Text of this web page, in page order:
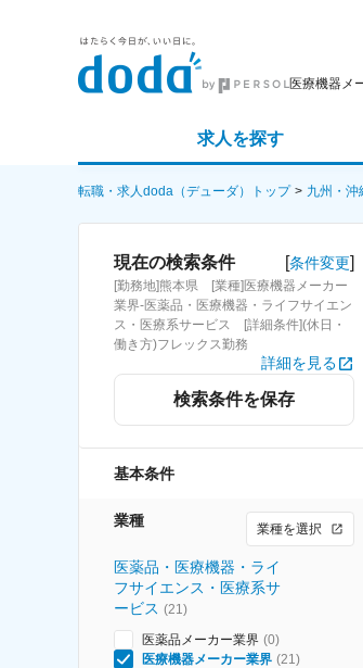
医療機器メ
求人を探す
詳細条件から探す
求人特集から探す
転職・求人doda（デューダ）トップ 九州・沖
現在の検索条件 [条件変更]
[勤務地]熊本県 [業種]医療機器メーカー
業界-医薬品・医療機器・ライフサイエン
ス・医療系サービス [詳細条件](休日・
働き方)フレックス勤務
詳細を見る
検索条件を保存
基本条件
業種 業種を選択
医薬品・医療機器・ライ
フサイエンス・医療系サ
ービス (21)
医薬品メーカー業界 (0)
医療機器メーカー業界 (21)